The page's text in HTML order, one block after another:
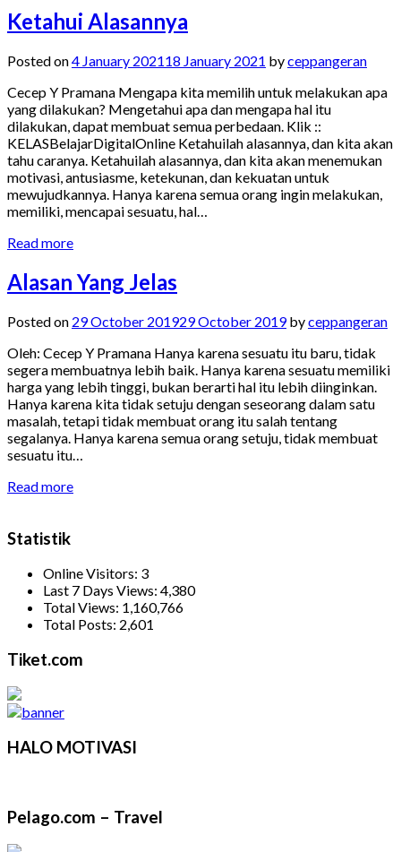
Ketahui Alasannya
Posted on4 January 202118 January 2021 byceppangeran
Cecep Y Pramana Mengapa kita memilih untuk melakukan apa
yang dilakukan? Mengetahui apa dan mengapa hal itu
dilakukan, dapat membuat semua perbedaan. Klik ::
KELASBelajarDigitalOnline Ketahuilah alasannya, dan kita akan
tahu caranya. Ketahuilah alasannya, dan kita akan menemukan
motivasi, antusiasme, ketekunan, dan kekuatan untuk
mewujudkannya. Hanya karena semua orang ingin melakukan,
memiliki, mencapai sesuatu, hal…
Read more
Alasan Yang Jelas
Posted on 29 October 201929 October 2019byceppangeran
Oleh: Cecep Y Pramana Hanya karena sesuatu itu baru, tidak
segera membuatnya lebih baik. Hanya karena sesuatu memiliki
harga yang lebih tinggi, bukan berarti hal itu lebih diinginkan.
Hanya karena kita tidak setuju dengan seseorang dalam satu
masalah, tetapi tidak membuat orang itu salah tentang
segalanya. Hanya karena semua orang setuju, tidak membuat
sesuatu itu…
Read more
Statistik
Online Visitors: 3
Last 7 Days Views: 4,380
Total Views: 1,160,766
Total Posts: 2,601
Tiket.com
HALO MOTIVASI
Pelago.com – Travel